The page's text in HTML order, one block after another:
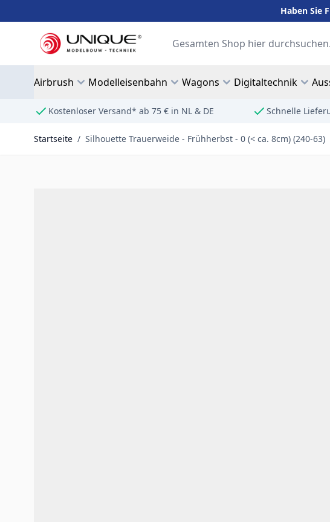
Haben Sie
Suche
Airbrush Modelleisenbahn Wagons Digitaltechnik
Kostenloser Versand* ab 75 € in NL & DE Schnelle
Startseite / Silhouette Trauerweide - Frühherbst - 0 (< ca. 8cm) (240-63)